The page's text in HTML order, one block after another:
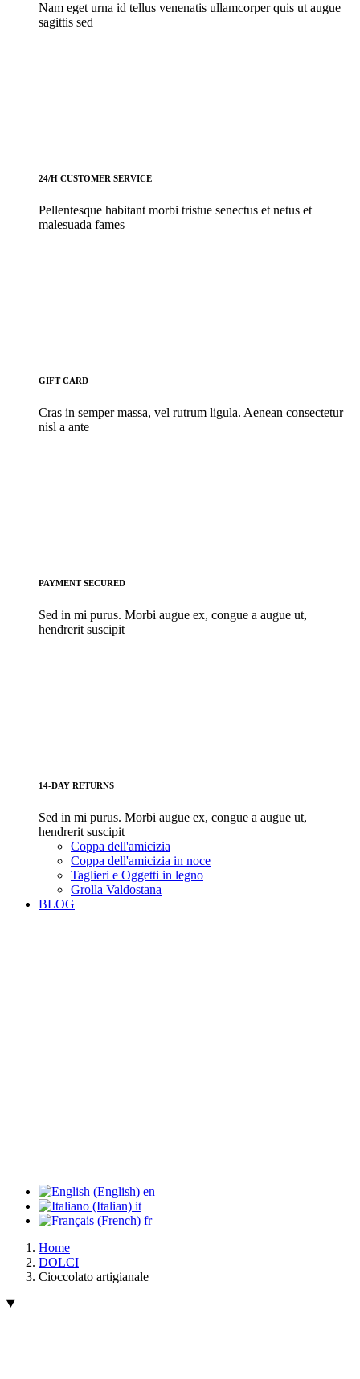
Nam eget urna id tellus venenatis ullamcorper quis ut augue
sagittis sed
24/H CUSTOMER SERVICE
Pellentesque habitant morbi tristue senectus et netus et
malesuada fames
GIFT CARD
Cras in semper massa, vel rutrum ligula. Aenean consectetur
nisl a ante
PAYMENT SECURED
Sed in mi purus. Morbi augue ex, congue a augue ut,
hendrerit suscipit
14-DAY RETURNS
Sed in mi purus. Morbi augue ex, congue a augue ut,
hendrerit suscipit
Coppa dell'amicizia
Coppa dell'amicizia in noce
Taglieri e Oggetti in legno
Grolla Valdostana
BLOG
en
it
fr
Home
DOLCI
Cioccolato artigianale